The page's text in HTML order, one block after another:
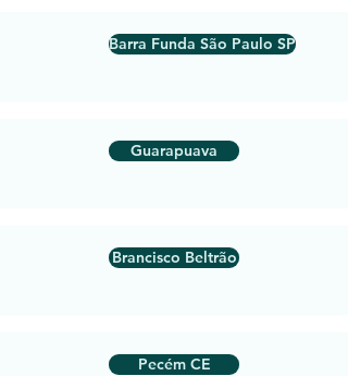
Barra Funda São Paulo SP
Guarapuava
Brancisco Beltrão
Pecém CE